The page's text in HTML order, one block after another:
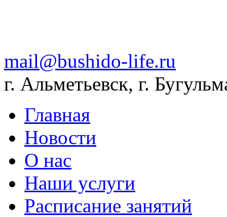
mail@bushido-life.ru
г. Альметьевск, г.
Главная
Новости
О нас
Наши услуги
Расписание занятий